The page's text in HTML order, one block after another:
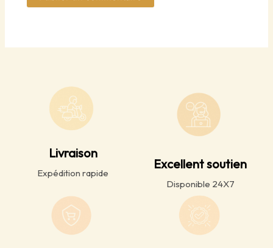
Livraison
Expédition rapide
Excellent soutien
Disponible 24X7